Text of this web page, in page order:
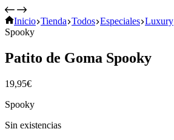
Inicio Tienda Todos Especiales Luxury
Spooky
Patito de Goma Spooky
19,95€
Spooky
Sin existencias